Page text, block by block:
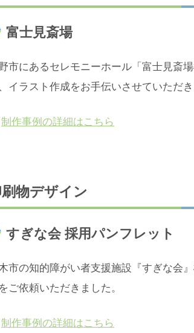
富士見斎場
市にあるセレモニーホール「富士見斎
イラスト作成をお手伝いさせていただき
制作事例の詳細はこちら
物デザイン
すぎな会 採用パンフレット
市の知的障がい者支援施設『すぎな会
ご依頼いただきました。
制作事例の詳細はこちら